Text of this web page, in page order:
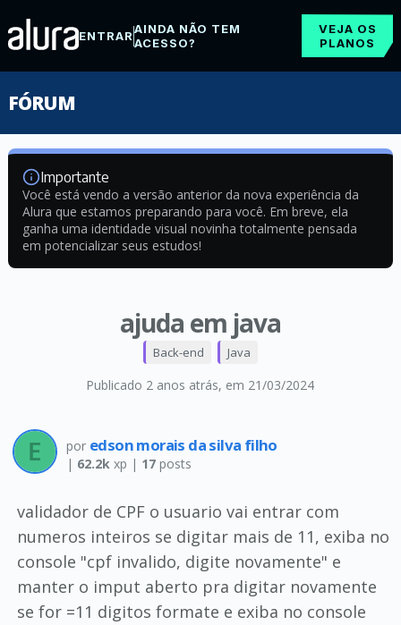
ENTRARAINDA NÃO TEM
ACESSO?
VEJA OS
PLANOS
FÓRUM
Importante
Você está vendo a versão anterior da nova experiência da
Alura que estamos preparando para você. Em breve, ela
ganha uma identidade visual novinha totalmente pensada
em potencializar seus estudos!
ajuda em java
Publicado 2 anos atrás, em 21/03/2024
Back-end Java
por edson morais da silva filho
| 62.2kxp | 17posts
validador de CPF o usuario vai entrar com
numeros inteiros se digitar mais de 11, exiba no
console "cpf invalido, digite novamente" e
manter o imput aberto pra digitar novamente
se for =11 digitos formate e exiba no console